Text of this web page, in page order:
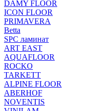
DAMY FLOOR
ICON FLOOR
PRIMAVERA
Betta
SPC ламинат
ART EAST
AQUAFLOOR
ROCKO
TARKETT
ALPINE FLOOR
ABERHOF
NOVENTIS